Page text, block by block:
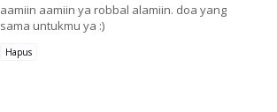
aamiin aamiin ya robbal alamiin. doa yang
sama untukmu ya :)
Hapus